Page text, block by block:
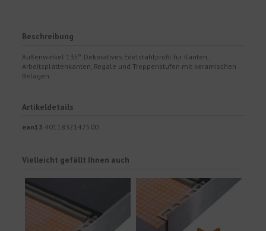
Beschreibung
Außenwinkel 135º. Dekoratives Edelstahlprofil für Kanten,
Arbeitsplattenkanten, Regale und Treppenstufen mit keramischen
Belägen.
Artikeldetails
ean13 4011832147500
Vielleicht gefällt Ihnen auch